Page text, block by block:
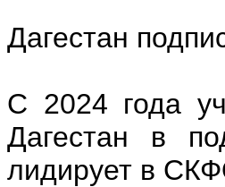
Дагестан
С 2024 года
Дагестан в
лидирует в